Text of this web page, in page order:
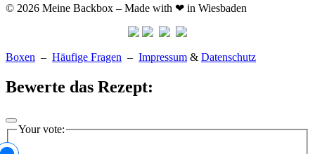
© 2026 Meine Backbox – Made with ❤ in Wiesbaden
Boxen – Häufige Fragen – Impressum & Datenschutz
Bewerte das Rezept:
Your vote: